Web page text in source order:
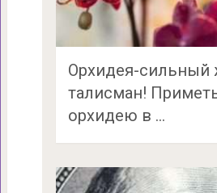
Орхидея-сильный
талисман!
орхидею в …